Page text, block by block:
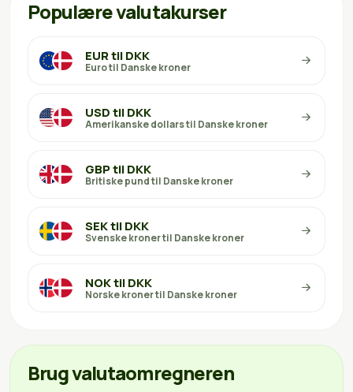
Populære valutakurser
EUR til DKK
Euro til Danske kroner
USD til DKK
Amerikanske dollars til Danske kroner
GBP til DKK
Britiske pund til Danske kroner
SEK til DKK
Svenske kroner til Danske kroner
NOK til DKK
Norske kroner til Danske kroner
Brug valutaomregneren